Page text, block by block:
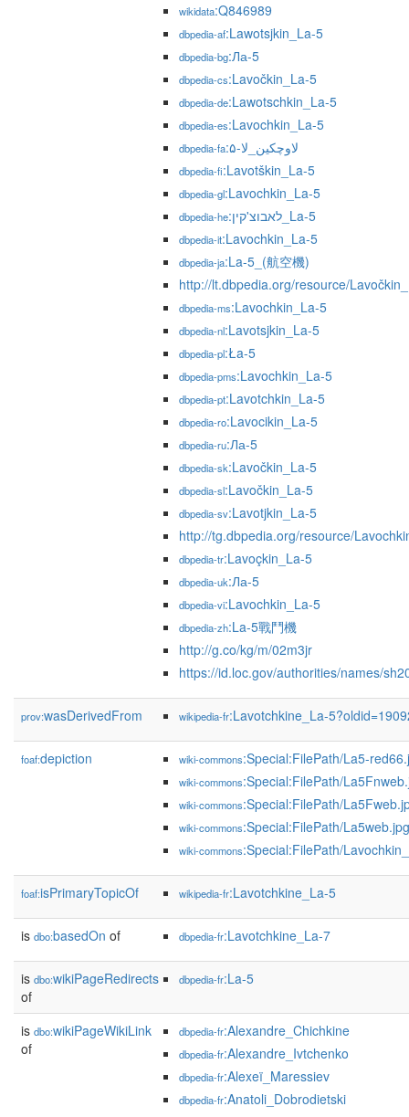
wikidata:Q846989
dbpedia-af:Lawotsjkin_La-5
dbpedia-bg:Ла-5
dbpedia-cs:Lavočkin_La-5
dbpedia-de:Lawotschkin_La-5
dbpedia-es:Lavochkin_La-5
dbpedia-fa :لاوچکین_لا-۵
dbpedia-fi:Lavotškin_La-5
dbpedia-gl:Lavochkin_La-5
dbpedia-he :לאבוצ'קין_La-5
dbpedia-it:Lavochkin_La-5
dbpedia-ja:La-5_(航空機)
http://lt.dbpedia.org/resource/
dbpedia-ms:Lavochkin_La-5
dbpedia-nl:Lavotsjkin_La-5
dbpedia-pl:Ła-5
dbpedia-pms:Lavochkin_La-5
dbpedia-pt:Lavotchkin_La-5
dbpedia-ro:Lavocikin_La-5
dbpedia-ru:Ла-5
dbpedia-sk:Lavočkin_La-5
dbpedia-sl:Lavočkin_La-5
dbpedia-sv:Lavotjkin_La-5
http://tg.dbpedia.org/resource/
dbpedia-tr:Lavoçkin_La-5
dbpedia-uk:Ла-5
dbpedia-vi:Lavochkin_La-5
dbpedia-zh:La-5戰鬥機
http://g.co/kg/m/02m3jr
https://id.loc.gov/authorities/names/
prov:wasDerivedFrom wikipedia-fr:Lavotchkine_La-
foaf:depiction wiki-commons:Special:FilePath/La5-
wiki-commons:Special:FilePath/
wiki-commons:Special:FilePath/
wiki-commons:Special:FilePath/La5web.jpg
wiki-commons:Special:FilePath/
foaf:isPrimaryTopicOf wikipedia-fr:Lavotchkine_La-5
is dbo:basedOn of dbpedia-fr:Lavotchkine_La-7
is dbo:wikiPageRedirects
of
dbpedia-fr:La-5
is dbo:wikiPageWikiLink
of
dbpedia-fr:Alexandre_Chichkine
dbpedia-fr:Alexandre_Ivtchenko
dbpedia-fr:Alexeï_Maressiev
dbpedia-fr:Anatoli_Dobrodietski